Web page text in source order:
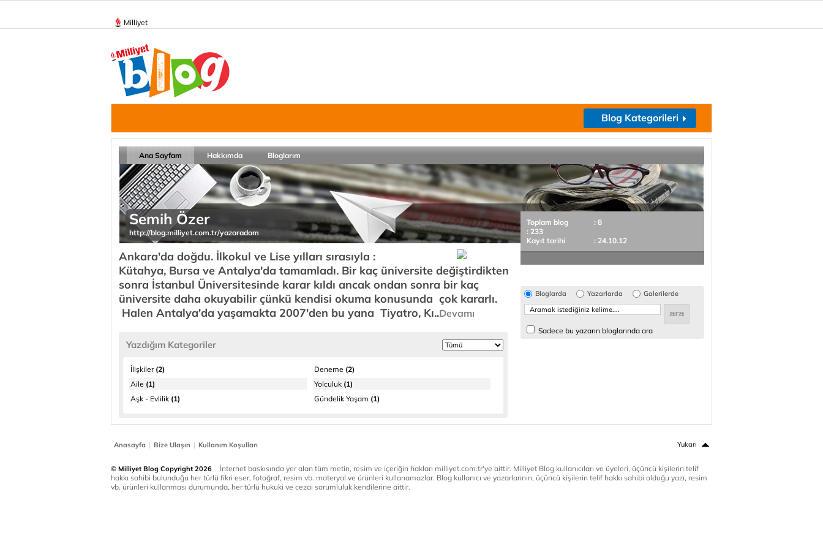
Milliyet
Blog Kategorileri
Ana Sayfam Hakkımda Bloglarım
Semih Özer
http://blog.milliyet.com.tr/yazaradam
Ankara'da doğdu. İlkokul ve Lise yılları sırasıyla :
Kütahya, Bursa ve Antalya'da tamamladı. Bir kaç üniversite değiştirdikten
sonra İstanbul Üniversitesinde karar kıldı ancak ondan sonra bir kaç
üniversite daha okuyabilir çünkü kendisi okuma konusunda çok kararlı.
Halen Antalya'da yaşamakta 2007'den bu yana Tiyatro, Kı..Devamı
Yazdığım Kategoriler
İlişkiler(2) Deneme (2)
Aile (1) Yolculuk (1)
Aşk - Evlilik (1) Gündelik Yaşam (1)
Toplam blog
: 8
: 233
Kayıt tarihi
: 24.10.12
Bloglarda Yazarlarda Galerilerde
Sadece bu yazarın bloglarında ara
Anasayfa | Bize Ulaşın | Kullanım Koşulları Yukarı
© Milliyet Blog Copyright 2026
İnternet baskısında yer alan tüm metin, resim ve içeriğin hakları milliyet.com.tr'ye aittir. Milliyet Blog kullanıcıları ve üyeleri, üçüncü kişilerin telif
hakkı sahibi bulunduğu her türlü fikri eser, fotoğraf, resim vb. materyal ve ürünleri kullanamazlar. Blog kullanıcı ve yazarlarının, üçüncü kişilerin telif hakkı sahibi olduğu yazı, resim
vb. ürünleri kullanması durumunda, her türlü hukuki ve cezai sorumluluk kendilerine aittir.